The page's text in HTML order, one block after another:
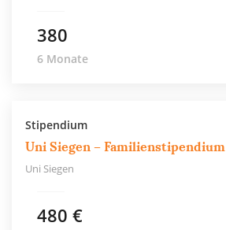
380
6 Monate
Stipendium
Uni Siegen – Familienstipendium
Uni Siegen
480 €